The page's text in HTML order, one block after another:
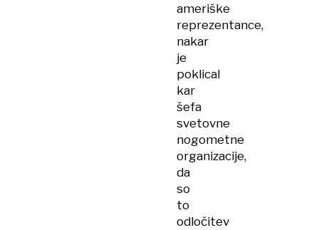
ameriške
reprezentance,
nakar
je
poklical
kar
šefa
svetovne
nogometne
organizacije,
da
so
to
odločitev